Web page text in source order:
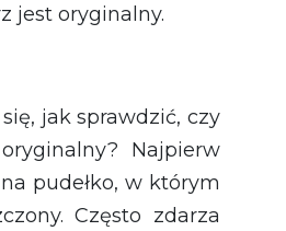
jest oryginalny.
jak sprawdzić, czy
Najpierw
pudełko, w którym
Często zdarza